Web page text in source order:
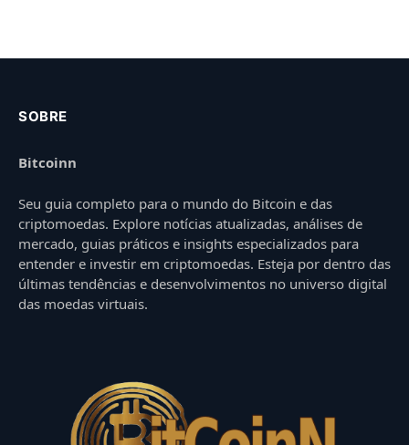
SOBRE
Bitcoinn
Seu guia completo para o mundo do Bitcoin e das
criptomoedas. Explore notícias atualizadas, análises de
mercado, guias práticos e insights especializados para
entender e investir em criptomoedas. Esteja por dentro das
últimas tendências e desenvolvimentos no universo digital
das moedas virtuais.